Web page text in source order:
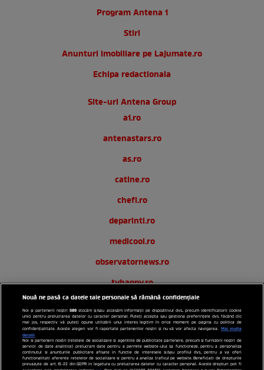
Program Antena 1
Stiri
Anunturi imobiliare pe Lajumate.ro
Echipa redactionala
Site-uri Antena Group
a1.ro
antenastars.ro
as.ro
catine.ro
chefi.ro
deparinti.ro
medicool.ro
observatornews.ro
tvhappy.ro
useit.ro
zutv.ro
Trends AntenaPLAY
AntenaPLAY
Nouă ne pasă ca datele tale personale să rămână confidențiale
Noi și partenerii noștri589 stocăm și/sau accesăm informații pe dispozitivul dvs., precum identificatorii cookie
unici pentru prelucrarea datelor cu caracter personal. Puteți accepta sau gestiona preferințele dvs. făcând clic
mai jos, respectiv vă puteți opune utilizării unui interes legitim în orice moment pe pagina cu politica de
confidențialitate. Aceste alegeri vor fi raportate partenerilor noștri și nu vă vor afecta navigarea. Mai multe
detalii
Noi si partenerii nostri (retelele de socializare si agentiile de publicitate partenere, precum si furnizorii nostri de
servicii de date analitice) prelucram date pentru a permite website-ului sa functioneze, pentru a personaliza
continutul si anunturile publicitare afisate in functie de interesele si/sau profilul dvs., pentru a va oferi
functionalitati aferente retelelor de socializare si pentru a analiza traficul pe website. Beneficiati de drepturile
prevazute de art. 15-22 din GDPR in legatura cu prelucrarea datelor cu caracter personal. Aceste drepturi pot fi